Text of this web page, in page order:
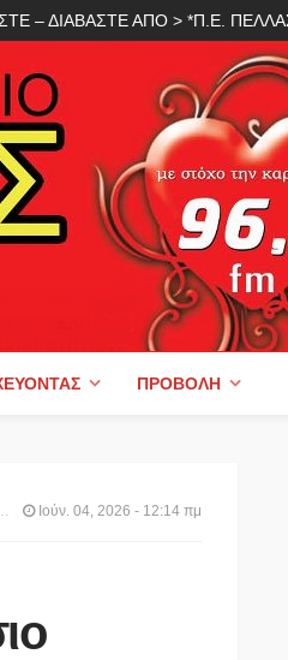
– ΔΙΑΒΑΣΤΕ ΑΠΟ > *Π.Ε.
ΠΡΟΒΟΛΉ
Ιούν. 04, 2026 - 12:14 πμ